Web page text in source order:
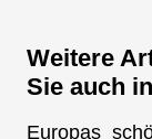
Weitere
Sie auch
Europas